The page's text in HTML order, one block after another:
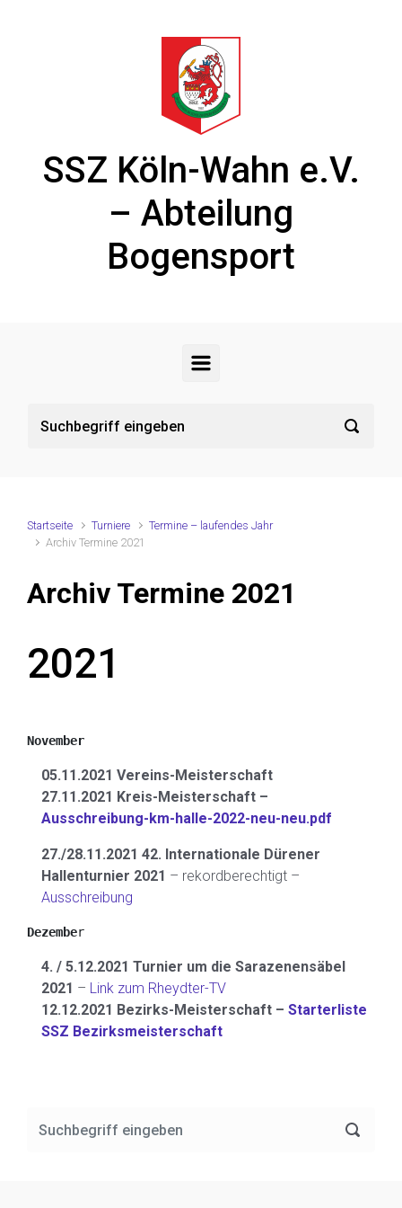
SSZ Köln-Wahn e.V.
– Abteilung
Bogensport
Startseite Turniere
Termine – laufendes Jahr
Archiv Termine 2021
Archiv Termine 2021
2021
November
05.11.2021 Vereins-Meisterschaft
27.11.2021 Kreis-Meisterschaft –
Ausschreibung-km-halle-2022-neu-neu.pdf
27./28.11.2021 42. Internationale Dürener
Hallenturnier 2021 – rekordberechtigt –
Ausschreibung
Dezember
4. / 5.12.2021 Turnier um die Sarazenensäbel
2021 – Link zum Rheydter-TV
12.12.2021 Bezirks-Meisterschaft – Starterliste
SSZ Bezirksmeisterschaft